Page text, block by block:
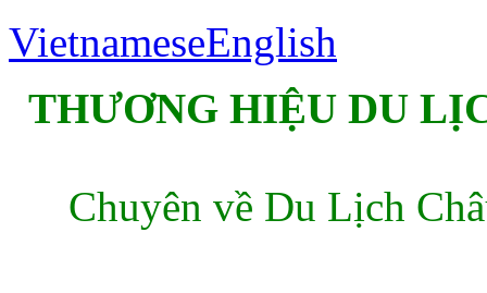
VietnameseEnglish
THƯƠNG HIỆU DU
Chuyên về Du Lịch